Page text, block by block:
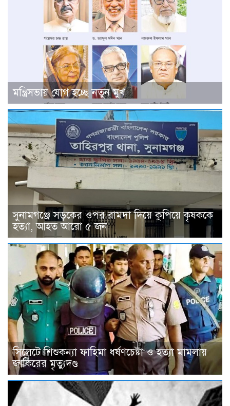
মন্ত্রিসভায় যোগ হচ্ছে নতুন মুখ
সুনামগঞ্জে সড়কের ওপর রামদা দিয়ে কুপিয়ে কৃষককে
হত্যা, আহত আরো ৫ জন
সিলেটে শিশুকন্যা ফাহিমা ধর্ষণচেষ্টা ও হত্যা মামলায়
জাকিরের মৃত্যুদণ্ড